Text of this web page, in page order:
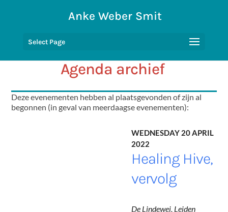
Anke Weber Smit
Select Page
Agenda archief
Deze evenementen hebben al plaatsgevonden of zijn al
begonnen (in geval van meerdaagse evenementen):
Wednesday 20 April
2022
Healing Hive,
vervolg
De Lindewei, Leiden